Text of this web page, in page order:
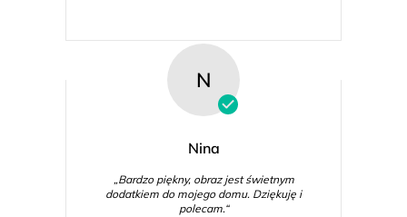
N
Nina
„Bardzo piękny, obraz jest świetnym
dodatkiem do mojego domu. Dziękuję i
polecam.“